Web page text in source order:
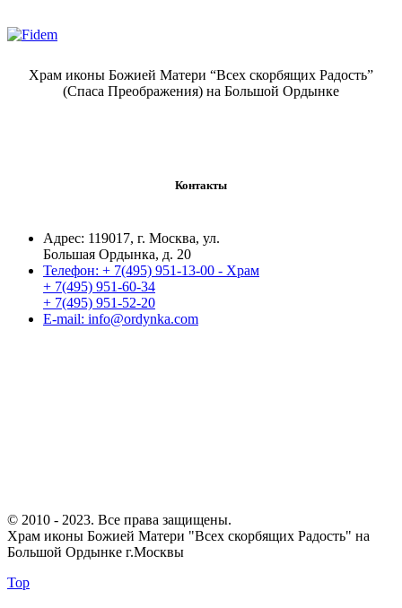
Храм иконы Божией Матери “Всех скорбящих Радость”
(Спаса Преображения) на Большой Ордынке
Контакты
Адрес: 119017, г. Москва, ул.
Большая Ордынка, д. 20
Телефон: + 7(495) 951-13-00 - Храм
+ 7(495) 951-60-34
+ 7(495) 951-52-20
E-mail: info@ordynka.com
© 2010 - 2023. Все права защищены.
Храм иконы Божией Матери "Всех скорбящих Радость" на
Большой Ордынке г.Москвы
Top